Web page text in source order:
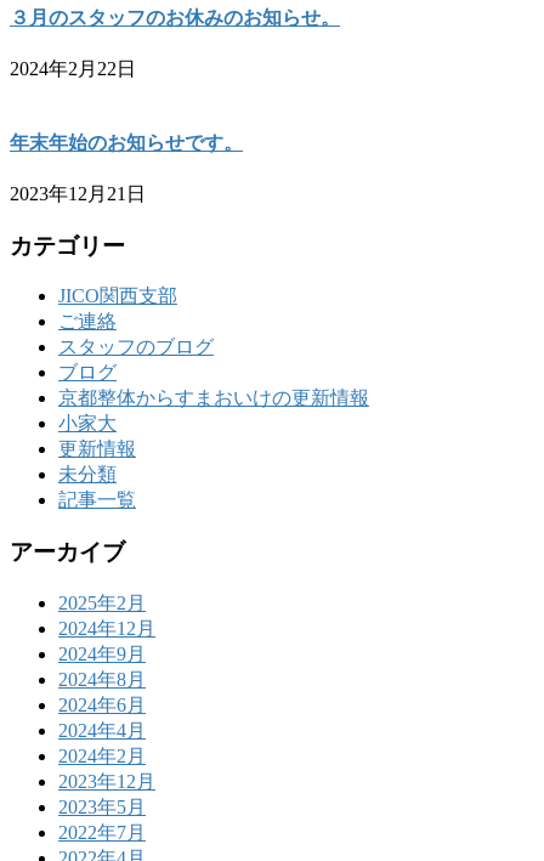
３月のスタッフのお休みのお知らせ。
2024年2月22日
年末年始のお知らせです。
2023年12月21日
カテゴリー
JICO関西支部
ご連絡
スタッフのブログ
ブログ
京都整体からすまおいけの更新情報
小家大
更新情報
未分類
記事一覧
アーカイブ
2025年2月
2024年12月
2024年9月
2024年8月
2024年6月
2024年4月
2024年2月
2023年12月
2023年5月
2022年7月